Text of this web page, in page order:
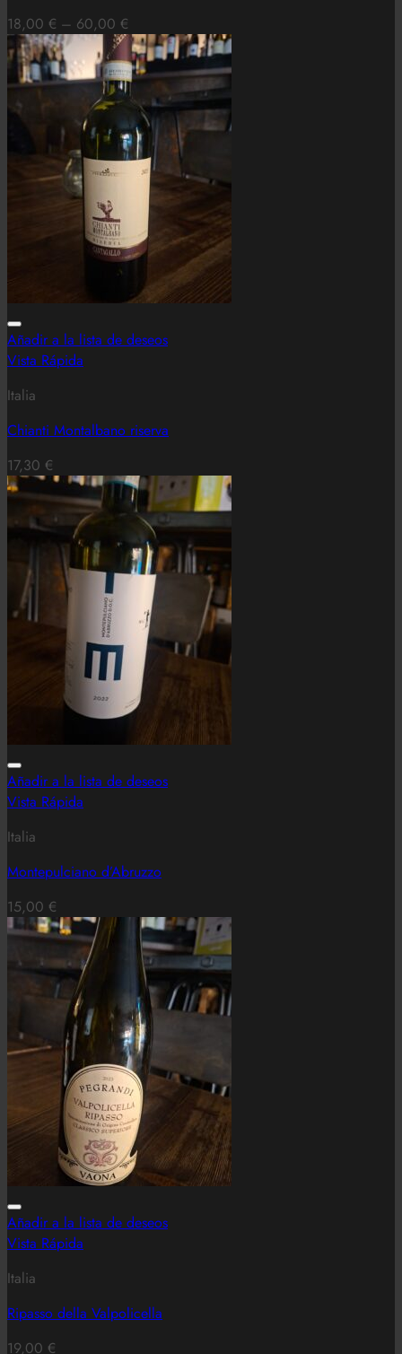
18,00 € – 60,00 €
Añadir a la lista de deseos
Vista Rápida
Italia
Chianti Montalbano riserva
17,30 €
Añadir a la lista de deseos
Vista Rápida
Italia
Montepulciano d’Abruzzo
15,00 €
Añadir a la lista de deseos
Vista Rápida
Italia
Ripasso della Valpolicella
19,00 €